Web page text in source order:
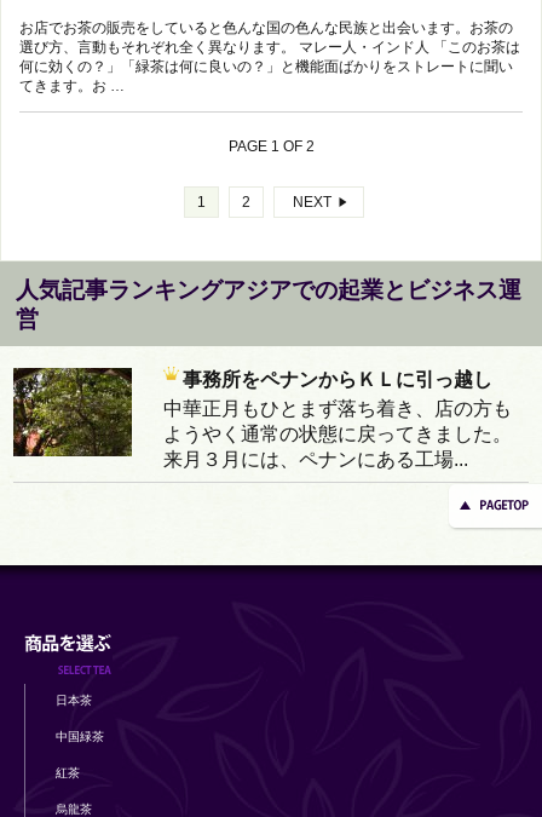
お店でお茶の販売をしていると色んな国の色んな民族と出会います。お茶の
選び方、言動もそれぞれ全く異なります。 マレー人・インド人 「このお茶は
何に効くの？」「緑茶は何に良いの？」と機能面ばかりをストレートに聞い
てきます。お …
PAGE 1 OF 2
1 2 NEXT
人気記事ランキングアジアでの起業とビジネス運
営
事務所をペナンからＫＬに引っ越し
中華正月もひとまず落ち着き、店の方も
ようやく通常の状態に戻ってきました。
来月３月には、ペナンにある工場...
日本茶
中国緑茶
紅茶
烏龍茶